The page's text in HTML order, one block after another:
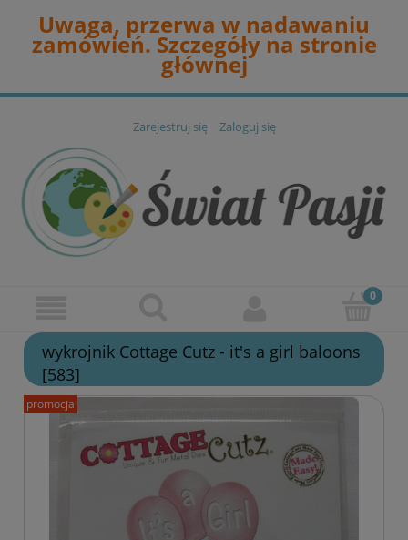
Uwaga, przerwa w nadawaniu
zamówień. Szczegóły na stronie
głównej
Zarejestruj się Zaloguj się
wykrojnik Cottage Cutz - it's a girl baloons
[583]
promocja